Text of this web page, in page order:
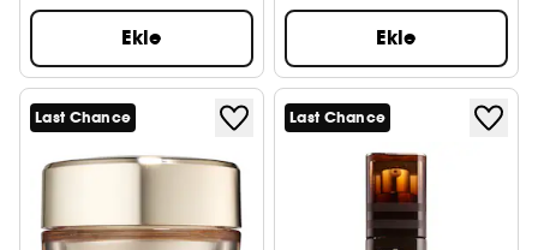
Ekle Ekle
Last Chance Last Chance